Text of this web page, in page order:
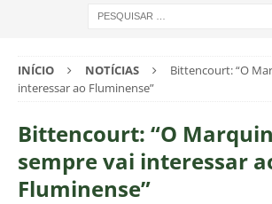
INÍCIO NOTÍCIAS
Bittencourt: “O
interessar ao Fluminense”
Bittencourt: “O
sempre vai interessar
Fluminense”